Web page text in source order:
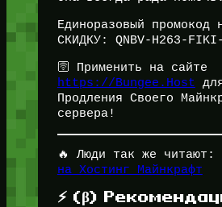
Единоразовый промокод
СКИДКУ: QNBV-H263-FIKI-
🛜 Применить на сайте
https://Bungee.Host
Продления Своего
сервера!
🔥 Люди так же читают:
на Хостинг Майнкрафт
⚡ (β)